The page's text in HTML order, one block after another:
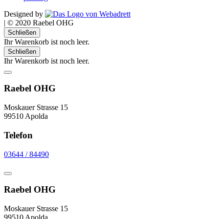
Designed by
| © 2020 Raebel OHG
Schließen
Ihr Warenkorb ist noch leer.
Schließen
Ihr Warenkorb ist noch leer.
Raebel OHG
Moskauer Strasse 15
99510 Apolda
Telefon
03644 / 84490
Raebel OHG
Moskauer Strasse 15
99510 Apolda